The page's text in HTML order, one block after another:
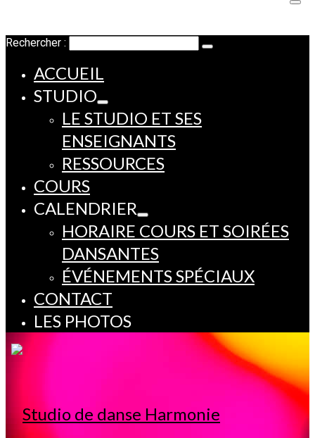
Rechercher :
ACCUEIL
STUDIO
LE STUDIO ET SES
ENSEIGNANTS
RESSOURCES
COURS
CALENDRIER
HORAIRE COURS ET SOIRÉES
DANSANTES
ÉVÉNEMENTS SPÉCIAUX
CONTACT
LES PHOTOS